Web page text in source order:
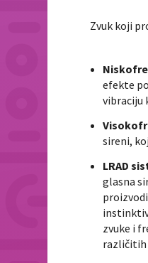
Zvuk koji
efekte
vibraciju
sireni,
LRAD
glasna
zvuke i
različitih